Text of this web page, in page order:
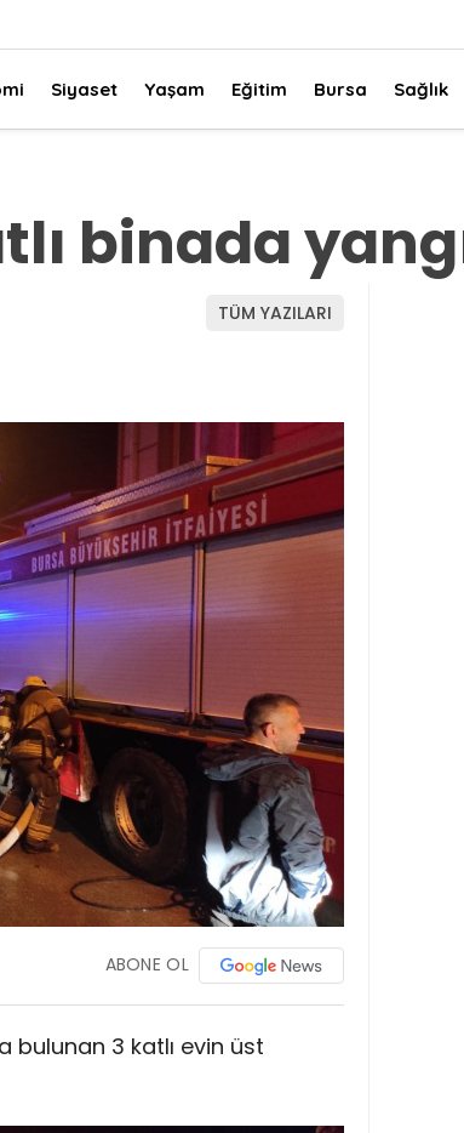
Siyaset Yaşam Eğitim Bursa Sağlık
binada
TÜM YAZILARI
ABONE OL
bulunan 3 katlı evin üst